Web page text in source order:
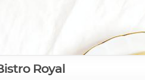
Royal